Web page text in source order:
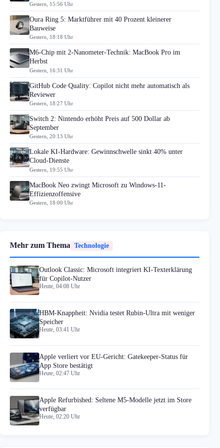
Gestern, 15:56 Uhr
Oura Ring 5: Marktführer mit 40 Prozent kleinerer
Bauweise
Gestern, 18:18 Uhr
M6-Chip mit 2-Nanometer-Technik: MacBook Pro im
Herbst
Gestern, 16:31 Uhr
GitHub Code Quality: Copilot nicht mehr automatisch als
Reviewer
Gestern, 18:27 Uhr
Switch 2: Nintendo erhöht Preis auf 500 Dollar ab
September
Gestern, 20:13 Uhr
Lokale KI-Hardware: Gewinnschwelle sinkt 40% unter
Cloud-Dienste
Gestern, 19:55 Uhr
MacBook Neo zwingt Microsoft zu Windows-11-
Effizienzoffensive
Gestern, 18:00 Uhr
Mehr zum Thema Technologie
Outlook Classic: Microsoft integriert KI-Texterklärung
für Copilot-Nutzer
Heute, 04:08 Uhr
HBM-Knappheit: Nvidia testet Rubin-Ultra mit weniger
Speicher
Heute, 03:41 Uhr
Apple verliert vor EU-Gericht: Gatekeeper-Status für
App Store bestätigt
Heute, 02:47 Uhr
Apple Refurbished: Seltene M5-Modelle jetzt im Store
verfügbar
Heute, 02:20 Uhr